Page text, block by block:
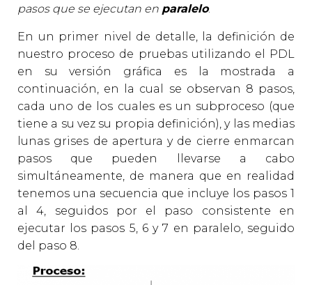
pasos que se ejecutan en paralelo.
En un primer nivel de detalle, la definición de
nuestro proceso de pruebas utilizando el PDL
en su versión gráfica es la mostrada a
continuación, en la cual se observan 8 pasos,
cada uno de los cuales es un subproceso (que
tiene a su vez su propia definición), y las medias
lunas grises de apertura y de cierre enmarcan
pasos que pueden llevarse a cabo
simultáneamente, de manera que en realidad
tenemos una secuencia que incluye los pasos 1
al 4, seguidos por el paso consistente en
ejecutar los pasos 5, 6 y 7 en paralelo, seguido
del paso 8.